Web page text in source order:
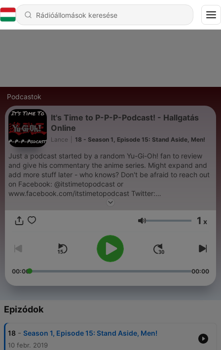
Podcastok
It's Time to P-P-P-Podcast! - Hallgatás
Online
Lance 18 - Season 1, Episode 15: Stand Aside, Men!
Just a podcast started by a random Yu-Gi-Oh! fan to review
and give his commentary the anime series. Might expand and
add more stuff later - who knows? Don't be afraid to reach out
on Facebook: @itstimetopodcast or
www.facebook.com/itstimetopodcast Twitter:
@itstime2podcast Gmail: itstimetopodcast@gmail.com
Hangerő 1 x
00:00 00:00
Epizódok
18 - Season 1, Episode 15: Stand Aside, Men!
10 febr. 2019